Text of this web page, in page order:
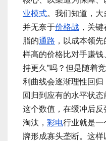
业模式。我们知道，
并无奈于价格战 ，关
脂的通路 ，以成本领
样高的价格比对手赚
持更久”吗？但是随着
利曲线会逐渐理性回
回归到应有的水平状
这个数值，在缓冲后
淘汰， 彩电行业就是一
牌形成寡头垄断。这